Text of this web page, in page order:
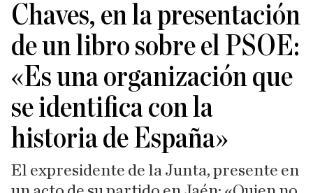
Chaves, en la presentación
de un libro sobre el PSOE:
«Es una organización que
se identifica con la
historia de España»
El expresidente de la Junta, presente en